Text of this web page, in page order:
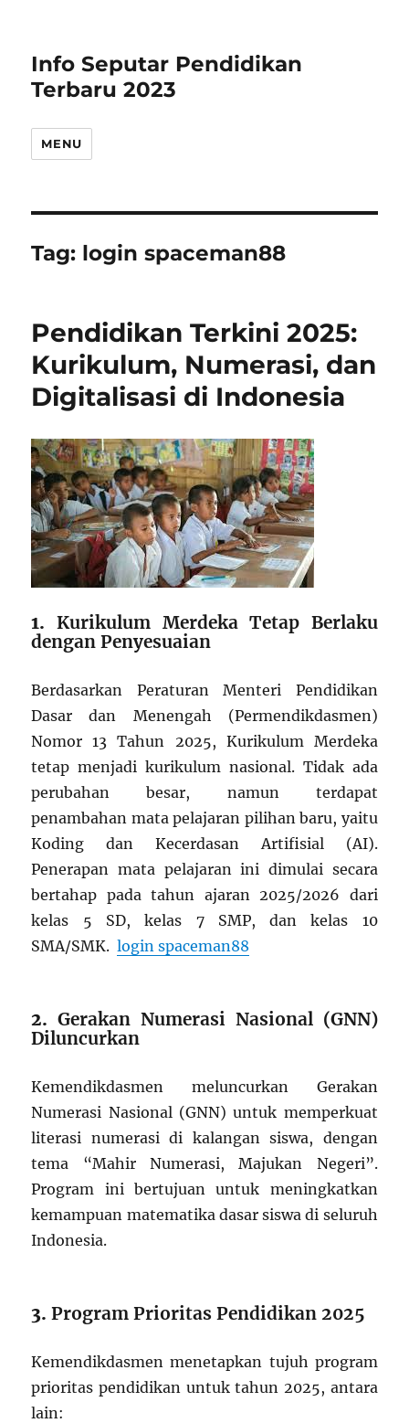
Info Seputar Pendidikan
Terbaru 2023
MENU
Tag: login spaceman88
Pendidikan Terkini 2025:
Kurikulum, Numerasi, dan
Digitalisasi di Indonesia
1. Kurikulum Merdeka Tetap Berlaku
dengan Penyesuaian
Berdasarkan Peraturan Menteri Pendidikan
Dasar dan Menengah (Permendikdasmen)
Nomor 13 Tahun 2025, Kurikulum Merdeka
tetap menjadi kurikulum nasional. Tidak ada
perubahan besar, namun terdapat
penambahan mata pelajaran pilihan baru, yaitu
Koding dan Kecerdasan Artifisial (AI).
Penerapan mata pelajaran ini dimulai secara
bertahap pada tahun ajaran 2025/2026 dari
kelas 5 SD, kelas 7 SMP, dan kelas 10
SMA/SMK.login spaceman88
2.Gerakan Numerasi Nasional (GNN)
Diluncurkan
Kemendikdasmen meluncurkan Gerakan
Numerasi Nasional (GNN) untuk memperkuat
literasi numerasi di kalangan siswa, dengan
tema “Mahir Numerasi, Majukan Negeri”.
Program ini bertujuan untuk meningkatkan
kemampuan matematika dasar siswa di seluruh
Indonesia.
3.Program Prioritas Pendidikan 2025
Kemendikdasmen menetapkan tujuh program
prioritas pendidikan untuk tahun 2025, antara
lain: